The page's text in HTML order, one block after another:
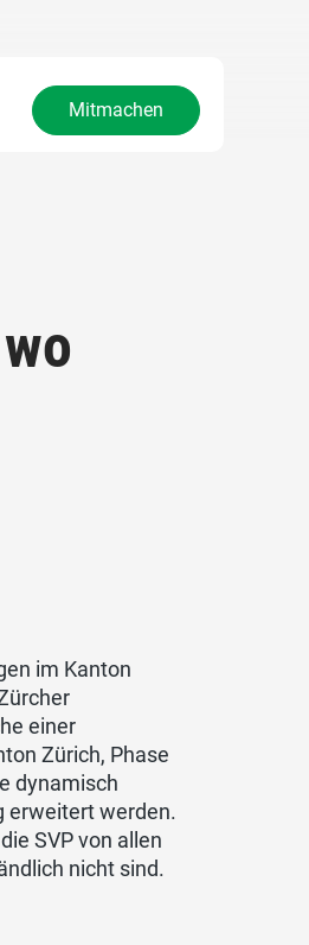
Mitmachen
im Kanton
einer
Zürich, Phase
dynamisch
erweitert werden.
SVP von allen
nicht sind.